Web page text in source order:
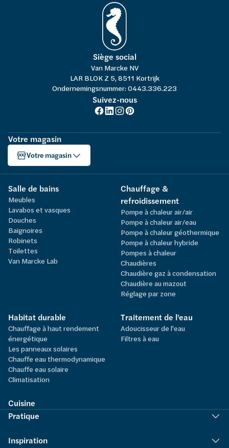
Siège social
Van Marcke NV
LAR BLOK Z 5, 8511 Kortrijk
Ondernemingsnummer: 0443.336.223
Suivez-nous
Votre magasin
Votre magasin
Salle de bains
Meubles
Lavabos et vasques
Douches
Baignoires
Robinets
Toilettes
Van Marcke Lab
Chauffage &
refroidissement
Pompe à chaleur air/air
Pompe à chaleur air/eau
Pompe à chaleur géothermique
Pompe à chaleur hybride
Pompes à chaleur
Chaudières
Chaudière gaz à condensation
Chaudière au mazout
Réglage par zone
Habitat durable
Chauffage à haut rendement
énergétique
Les panneaux solaires
Chauffe eau thermodynamique
Chauffe eau solaire
Climatisation
Traitement de l'eau
Adoucisseur de l'eau
Filtres à eau
Cuisine
Pratique
Inspiration